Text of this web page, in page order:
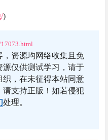
)
资源均网络收集且免
源仅供测试学习，请于
织，在未征得本站同意
请支持正版！如若侵犯
处理。